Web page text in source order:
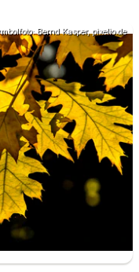
Bernd Kasper, pixelio.de